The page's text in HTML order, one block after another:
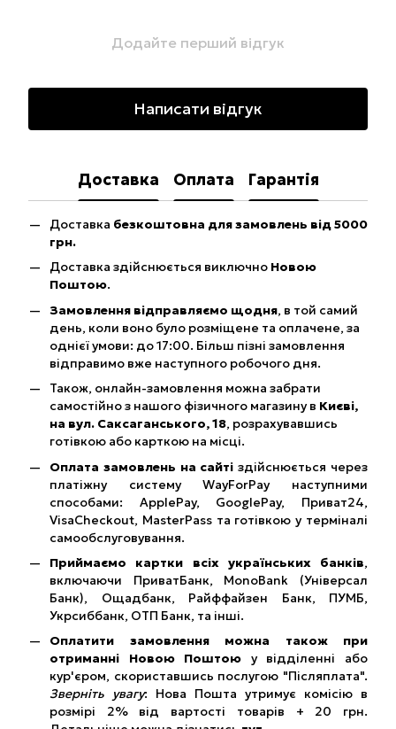
Додайте перший відгук
Написати відгук
Доставка Оплата Гарантія
Доставка безкоштовна для замовлень від 5000
грн.
Доставка здійснюється виключно Новою
Поштою.
Замовлення відправляємо щодня, в той самий
день, коли воно було розміщене та оплачене, за
однієї умови: до 17:00. Більш пізні замовлення
відправимо вже наступного робочого дня.
Також, онлайн-замовлення можна забрати
самостійно з нашого фізичного магазину в Києві,
на вул. Саксаганського, 18, розрахувавшись
готівкою або карткою на місці.
Оплата замовлень на сайтіздійснюється через
платіжну систему WayForPay наступними
способами: ApplePay, GooglePay, Приват24,
VisaCheckout, MasterPass та готівкою у терміналі
самообслуговування.
Приймаємо картки всіх українських банків,
включаючи ПриватБанк, MonoBank (Універсал
Банк), Ощадбанк, Райффайзен Банк, ПУМБ,
Укрсиббанк, ОТП Банк, та інші.
Оплатити замовлення можна також при
отриманні Новою Поштою у відділенні або
кур'єром, скориставшись послугою "Післяплата".
Зверніть увагу: Нова Пошта утримує комісію в
розмірі 2% від вартості товарів + 20 грн.